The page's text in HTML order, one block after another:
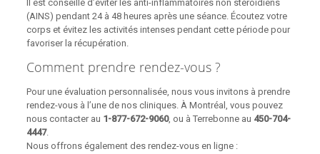
Il est conseillé d’éviter les anti-inflammatoires non stéroïdiens
(AINS) pendant 24 à 48 heures après une séance. Écoutez votre
corps et évitez les activités intenses pendant cette période pour
favoriser la récupération.
Comment prendre rendez-vous ?
Pour une évaluation personnalisée, nous vous invitons à prendre
rendez-vous à l’une de nos cliniques. À Montréal, vous pouvez
nous contacter au 1-877-672-9060, ou à Terrebonne au 450-704-
4447.
Nous offrons également des rendez-vous en ligne :